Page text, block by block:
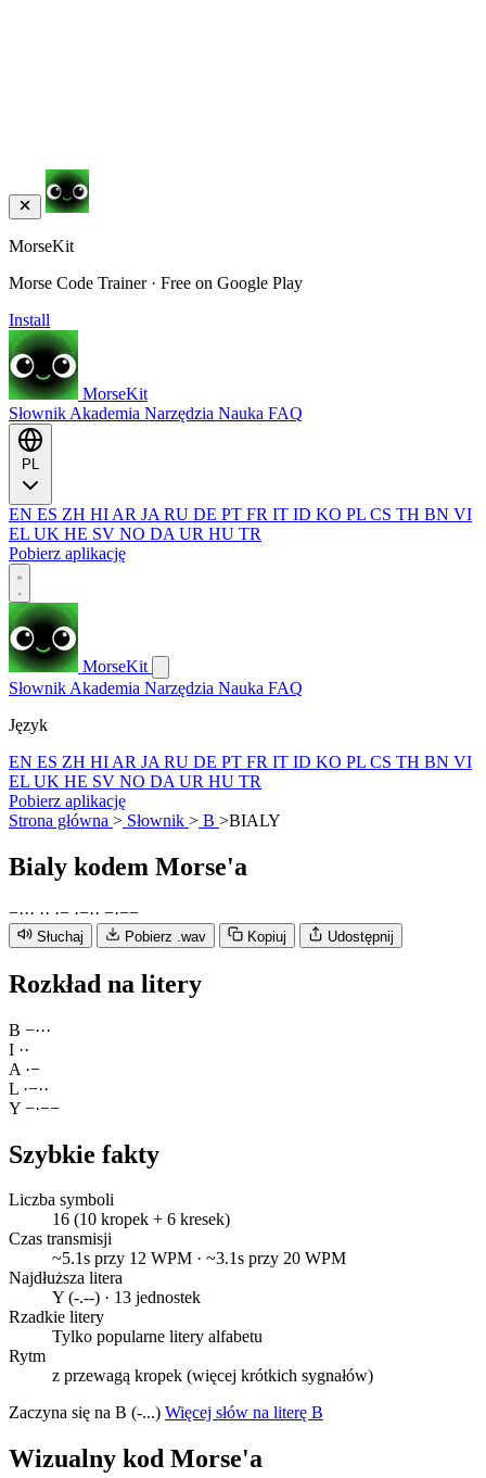
MorseKit
Morse Code Trainer · Free on Google Play
Install
MorseKit
Słownik Akademia Narzędzia Nauka FAQ
EN ES ZH HI AR JA RU DE PT FR IT ID KO PL CS TH BN VI
EL UK HE SV NO DA UR HU TR
Pobierz aplikację
MorseKit
Słownik Akademia Narzędzia Nauka FAQ
Język
EN ES ZH HI AR JA RU DE PT FR IT ID KO PL CS TH BN VI
EL UK HE SV NO DA UR HU TR
Pobierz aplikację
Strona główna > Słownik > B >BIALY
Bialy kodem Morse'a
−··· ·· ·− ·−·· −·−−
Słuchaj Pobierz .wav Kopiuj Udostępnij
Rozkład na litery
B −···
I ··
A ·−
L ·−··
Y −·−−
Szybkie fakty
Liczba symboli
16 (10 kropek + 6 kresek)
Czas transmisji
~5.1s przy 12 WPM · ~3.1s przy 20 WPM
Najdłuższa litera
Y (-.--) · 13 jednostek
Rzadkie litery
Tylko popularne litery alfabetu
Rytm
z przewagą kropek (więcej krótkich sygnałów)
Zaczyna się na B (-...) Więcej słów na literę B
Wizualny kod Morse'a